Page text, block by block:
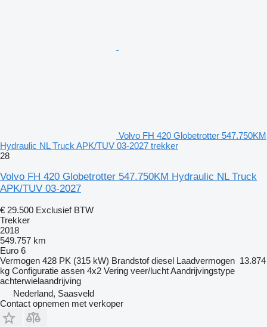
Volvo FH 420 Globetrotter 547.750KM
Hydraulic NL Truck APK/TUV 03-2027 trekker
28
Volvo FH 420 Globetrotter 547.750KM Hydraulic NL Truck
APK/TUV 03-2027
€ 29.500 Exclusief BTW
Trekker
2018
549.757 km
Euro 6
Vermogen 428 PK (315 kW) Brandstof diesel Laadvermogen 13.874
kg Configuratie assen 4x2 Vering veer/luchtAandrijvingstype
achterwielaandrijving
Nederland, Saasveld
Contact opnemen met verkoper